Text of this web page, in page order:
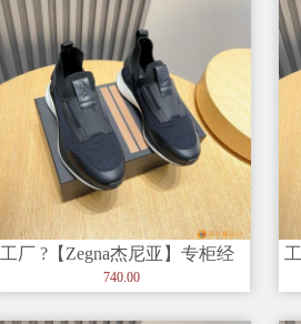
工厂 ?【Zegna杰尼亚】专柜经
典休闲鞋，以细节和创造力
740.00